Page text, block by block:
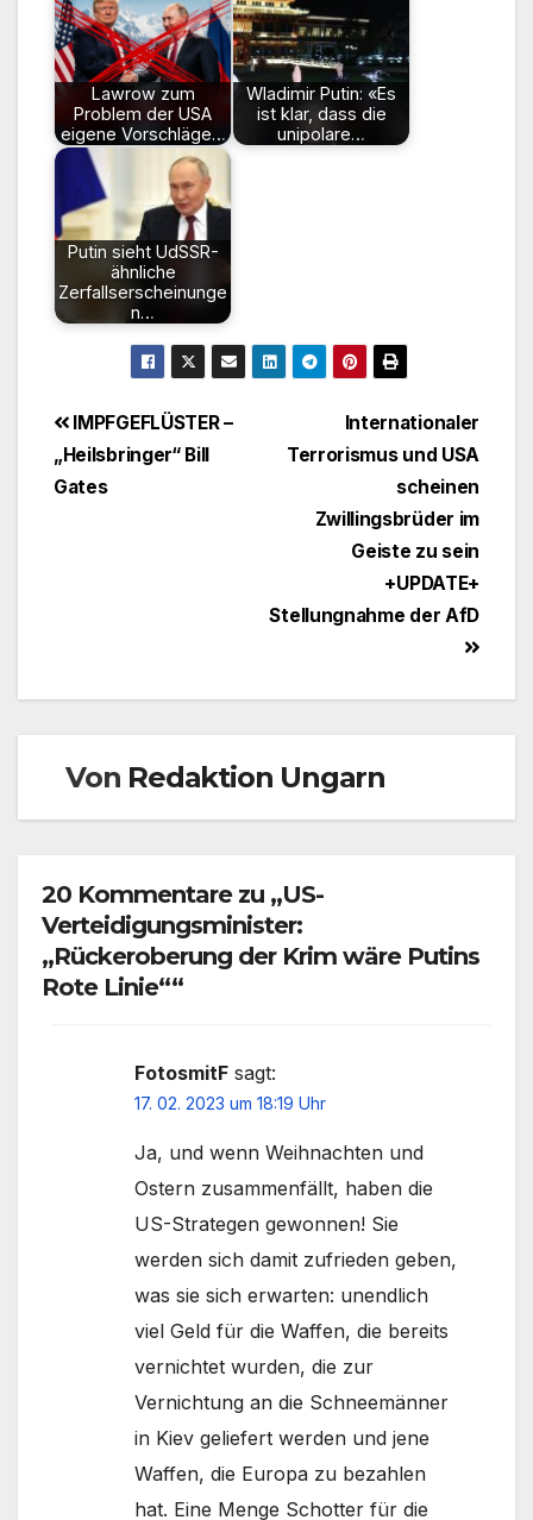
Lawrow zum
Problem der USA
eigene Vorschläge…
Wladimir Putin: «Es
ist klar, dass die
unipolare…
Putin sieht UdSSR-
ähnliche
Zerfallserscheinunge
n…
BeitragsnavigationInternationaler
Terrorismus und USA
scheinen
Zwillingsbrüder im
Geiste zu sein
+UPDATE+
Stellungnahme der AfD
IMPFGEFLÜSTER –
„Heilsbringer“ Bill
Gates
Von Redaktion Ungarn
20 Kommentare zu „US-
Verteidigungsminister:
„Rückeroberung der Krim wäre Putins
Rote Linie““
FotosmitF sagt:
17. 02. 2023 um 18:19 Uhr
Ja, und wenn Weihnachten und
Ostern zusammenfällt, haben die
US-Strategen gewonnen! Sie
werden sich damit zufrieden geben,
was sie sich erwarten: unendlich
viel Geld für die Waffen, die bereits
vernichtet wurden, die zur
Vernichtung an die Schneemänner
in Kiev geliefert werden und jene
Waffen, die Europa zu bezahlen
hat. Eine Menge Schotter für die